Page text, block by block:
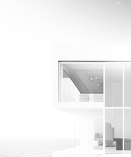
Kontakt oss:
Abonner på fagbladet